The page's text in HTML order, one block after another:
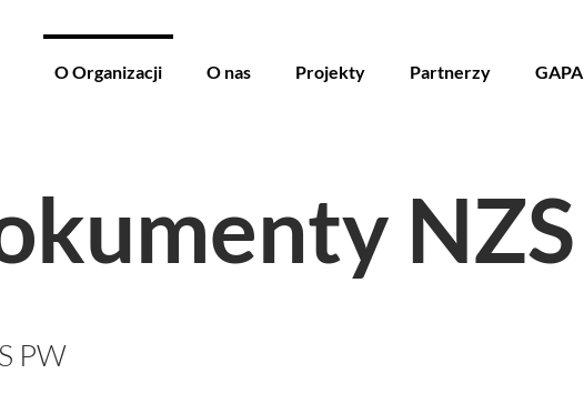
O Organizacji O nas Projekty Partnerzy GAPA
NZS
PW